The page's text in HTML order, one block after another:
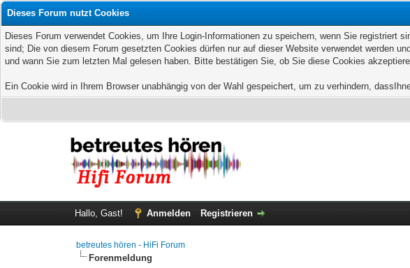
Dieses Forum nutzt Cookies
Dieses Forum verwendet Cookies, um Ihre Login-Informationen zu speichern, wenn Sie
sind; Die von diesem Forum gesetzten Cookies dürfen nur auf dieser Website verwendet werden
und wann Sie zum letzten Mal gelesen haben. Bitte bestätigen Sie, ob Sie diese Cookies
Ein Cookie wird in Ihrem Browser unabhängig von der Wahl gespeichert, um zu verhindern,
Hallo, Gast! Anmelden Registrieren
betreutes hören - HiFi Forum
Forenmeldung